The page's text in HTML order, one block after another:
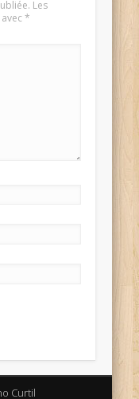
Les
*
Curtil